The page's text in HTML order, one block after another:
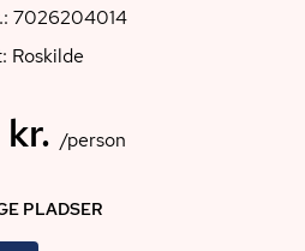
7026204014
Roskilde
/person
PLADSER